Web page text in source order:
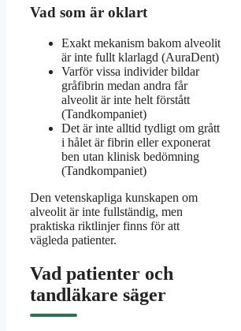
Vad som är oklart
Exakt mekanism bakom alveolit
är inte fullt klarlagd (AuraDent)
Varför vissa individer bildar
gråfibrin medan andra får
alveolit är inte helt förstått
(Tandkompaniet)
Det är inte alltid tydligt om grått
i hålet är fibrin eller exponerat
ben utan klinisk bedömning
(Tandkompaniet)
Den vetenskapliga kunskapen om
alveolit är inte fullständig, men
praktiska riktlinjer finns för att
vägleda patienter.
Vad patienter och
tandläkare säger